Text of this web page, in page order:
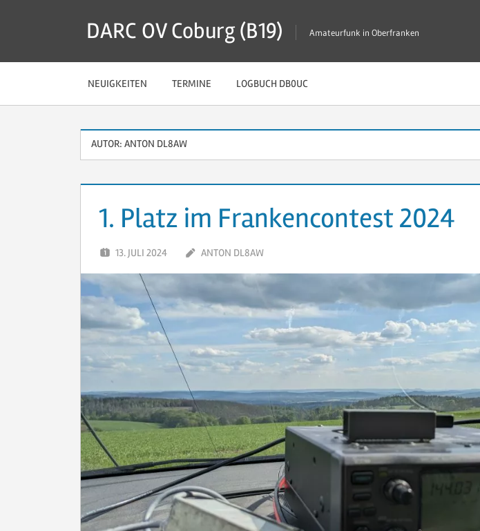
DARC OV Coburg (B19) Amateurfunk in Oberfranken
NEUIGKEITEN TERMINE LOGBUCH DB0UC
AUTOR: ANTON DL8AW
1. Platz im Frankencontest 2024
13. JULI 2024 ANTON DL8AW